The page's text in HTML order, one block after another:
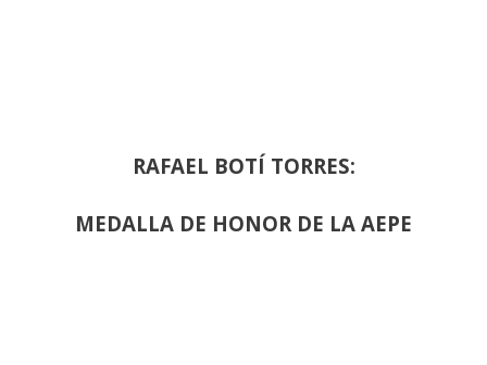
RAFAEL BOTÍ TORRES:
MEDALLA DE HONOR DE LA AEPE